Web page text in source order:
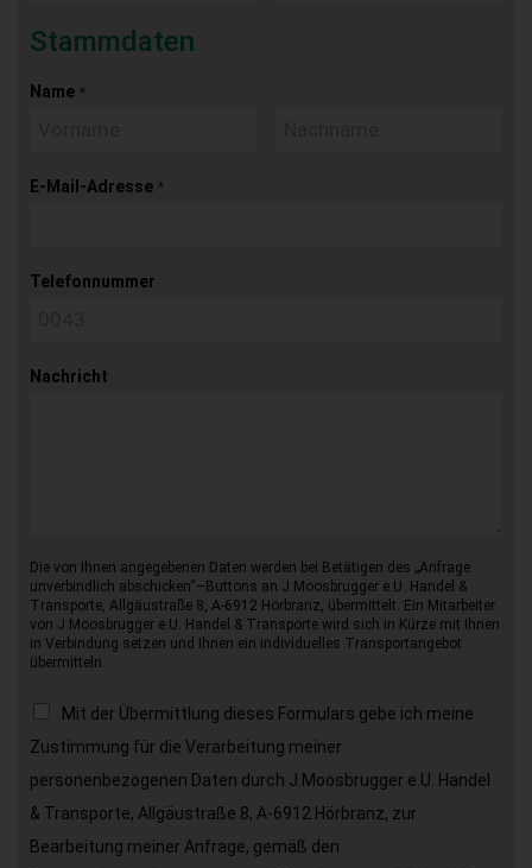
Stammdaten
Name *
E-Mail-Adresse *
Telefonnummer
Nachricht
Die von Ihnen angegebenen Daten werden bei Betätigen des „Anfrage
unverbindlich abschicken“–Buttons an J.Moosbrugger e.U. Handel &
Transporte, Allgäustraße 8, A-6912 Hörbranz, übermittelt. Ein Mitarbeiter
von J.Moosbrugger e.U. Handel & Transporte wird sich in Kürze mit Ihnen
in Verbindung setzen und Ihnen ein individuelles Transportangebot
übermitteln.
Mit der Übermittlung dieses Formulars gebe ich meine
Zustimmung für die Verarbeitung meiner
personenbezogenen Daten durch J.Moosbrugger e.U. Handel
& Transporte, Allgäustraße 8, A-6912 Hörbranz, zur
Bearbeitung meiner Anfrage, gemäß den